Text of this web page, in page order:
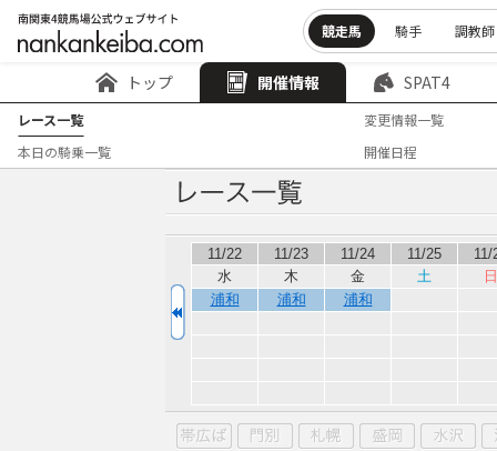
競走馬 騎手 調教師
トップ 開催情報 SPAT4
レース一覧
変更情報一覧
本日の騎乗一覧
開催日程
11/22 11/23 11/24 11/25
11/
水
木 金 土
日
浦和
浦和 浦和